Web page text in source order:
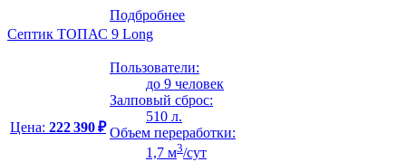
Подбробнее
Септик ТОПАС 9 Long
Цена: 222 390 ₽
Пользователи:
до 9 человек
Залповый сброс:
510 л.
Объем переработки:
1,7 м3/сут